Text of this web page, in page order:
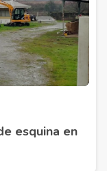
esquina en